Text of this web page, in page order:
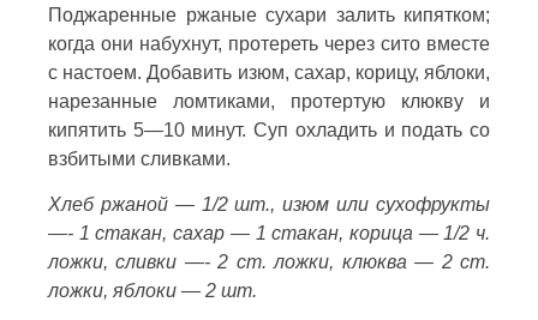
Поджаренные ржаные сухари залить кипятком;
когда они набухнут, протереть через сито вместе
с настоем. Добавить изюм, сахар, корицу, яблоки,
нарезанные ломтиками, протертую клюкву и
кипятить 5—10 минут. Суп охладить и подать со
взбитыми сливками.
Хлеб ржаной — 1/2 шт., изюм или сухофрукты
—- 1 стакан, сахар — 1 стакан, корица — 1/2 ч.
ложки, сливки —- 2 ст. ложки, клюква — 2 ст.
ложки, яблоки — 2 шт.